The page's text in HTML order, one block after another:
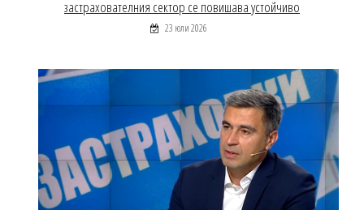
застрахователния сектор се повишава устойчиво
23 юли 2026